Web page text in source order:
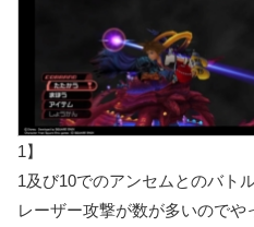
1】
1及び10でのアンセムとのバト
レーザー攻撃が数が多いのでや